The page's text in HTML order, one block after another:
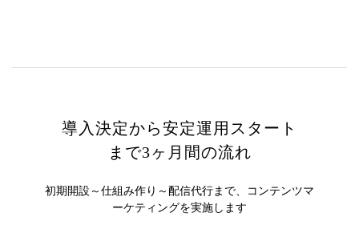
導入決定から安定運用スタート
まで3ヶ月間の流れ
初期開設～仕組み作り～配信代行まで、コンテンツマ
ーケティングを実施します